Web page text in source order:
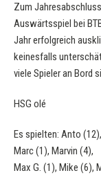
Zum
Auswärtsspiel bei
Jahr erfolgreich
keinesfalls
viele Spieler an Bord
HSG olé
Es spielten: Anto
Marc (1), Marvin (4),
Max G. (1), Mike (6),